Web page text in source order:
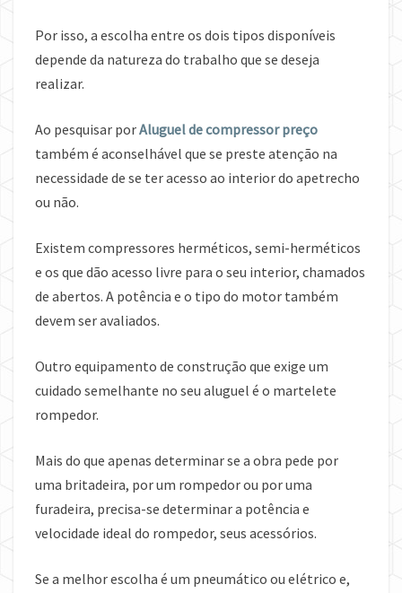
Por isso, a escolha entre os dois tipos disponíveis
depende da natureza do trabalho que se deseja
realizar.
Ao pesquisar porAluguel de compressor preço
também é aconselhável que se preste atenção na
necessidade de se ter acesso ao interior do apetrecho
ou não.
Existem compressores herméticos, semi-herméticos
e os que dão acesso livre para o seu interior, chamados
de abertos. A potência e o tipo do motor também
devem ser avaliados.
Outro equipamento de construção que exige um
cuidado semelhante no seu aluguel é o martelete
rompedor.
Mais do que apenas determinar se a obra pede por
uma britadeira, por um rompedor ou por uma
furadeira, precisa-se determinar a potência e
velocidade ideal do rompedor, seus acessórios.
Se a melhor escolha é um pneumático ou elétrico e,